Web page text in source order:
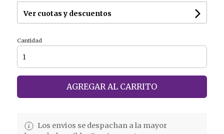
Ver cuotas y descuentos
Cantidad
AGREGAR AL CARRITO
Los envios se despachan a la mayor